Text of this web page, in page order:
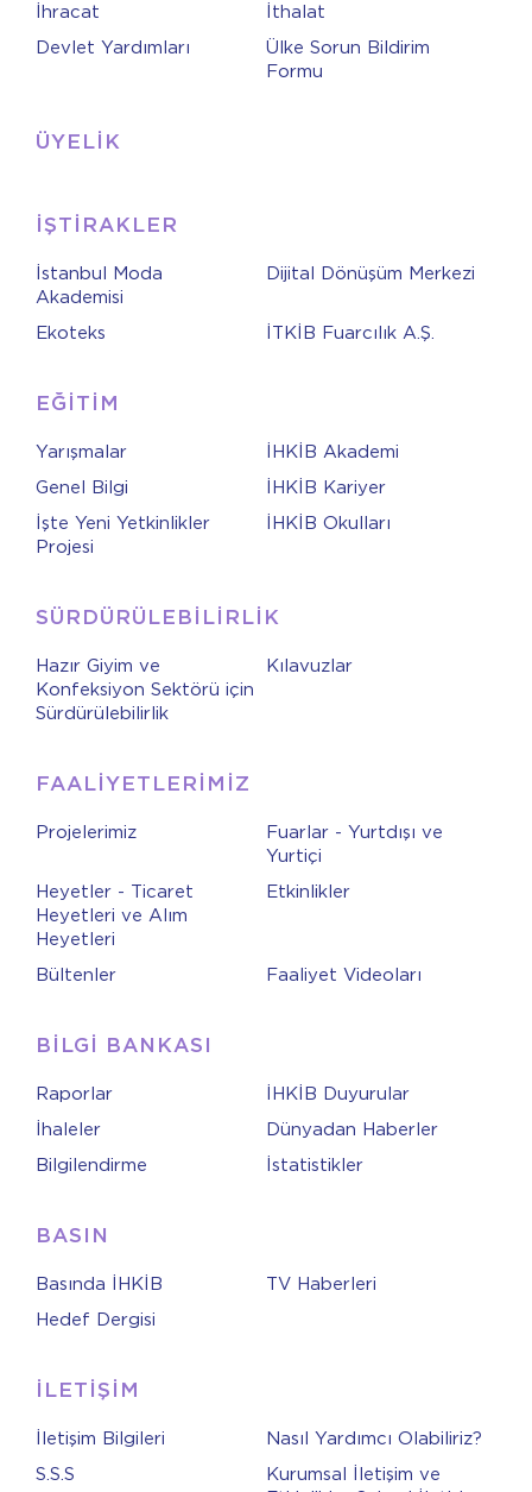
İhracat
İthalat
Devlet Yardımları
Ülke Sorun Bildirim
Formu
ÜYELİK
İŞTİRAKLER
İstanbul Moda
Akademisi
Dijital Dönüşüm Merkezi
Ekoteks İTKİB Fuarcılık A.Ş.
EĞİTİM
Yarışmalar
İHKİB Akademi
Genel Bilgi
İHKİB Kariyer
İşte Yeni Yetkinlikler
Projesi
İHKİB Okulları
SÜRDÜRÜLEBİLİRLİK
Hazır Giyim ve
Konfeksiyon Sektörü için
Sürdürülebilirlik
Kılavuzlar
FAALİYETLERİMİZ
Projelerimiz
Fuarlar - Yurtdışı ve
Yurtiçi
Heyetler - Ticaret
Heyetleri ve Alım
Heyetleri
Etkinlikler
Bültenler Faaliyet Videoları
BİLGİ BANKASI
Raporlar
İHKİB Duyurular
İhaleler
Dünyadan Haberler
Bilgilendirme
İstatistikler
BASIN
Basında İHKİB
TV Haberleri
Hedef Dergisi
İLETİŞİM
İletişim Bilgileri
Nasıl Yardımcı Olabiliriz?
S.S.S
Kurumsal İletişim ve